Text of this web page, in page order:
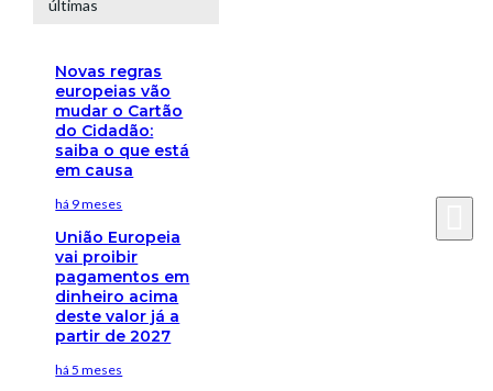
últimas
Novas regras
europeias vão
mudar o Cartão
do Cidadão:
saiba o que está
em causa
há 9 meses
União Europeia
vai proibir
pagamentos em
dinheiro acima
deste valor já a
partir de 2027
há 5 meses